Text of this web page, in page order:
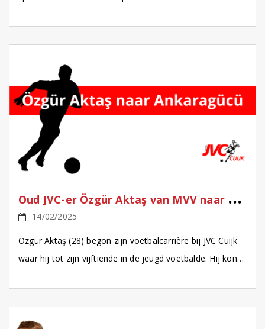
O
ud JVC-er Özgür Aktaş van MVV naar de Turkse club Ankaragücü.
14/02/2025
Özgür Aktaş (28) begon zijn voetbalcarrière bij JVC Cuijk
waar hij tot zijn vijftiende in de jeugd voetbalde. Hij kon